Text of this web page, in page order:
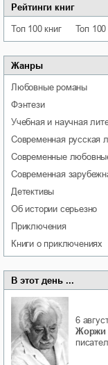
Рейтинги книг
Топ 100 книг Топ
Жанры
любовные романы
фэнтези
учебная и научная
современная русская
современные
современная
детективы
об истории серьезно
приключения
книги о приключениях
В этот день ...
6
Жоржи